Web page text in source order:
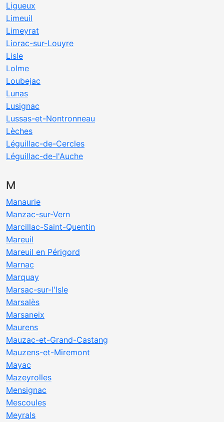
Ligueux
Limeuil
Limeyrat
Liorac-sur-Louyre
Lisle
Lolme
Loubejac
Lunas
Lusignac
Lussas-et-Nontronneau
Lèches
Léguillac-de-Cercles
Léguillac-de-l'Auche
M
Manaurie
Manzac-sur-Vern
Marcillac-Saint-Quentin
Mareuil
Mareuil en Périgord
Marnac
Marquay
Marsac-sur-l'Isle
Marsalès
Marsaneix
Maurens
Mauzac-et-Grand-Castang
Mauzens-et-Miremont
Mayac
Mazeyrolles
Mensignac
Mescoules
Meyrals